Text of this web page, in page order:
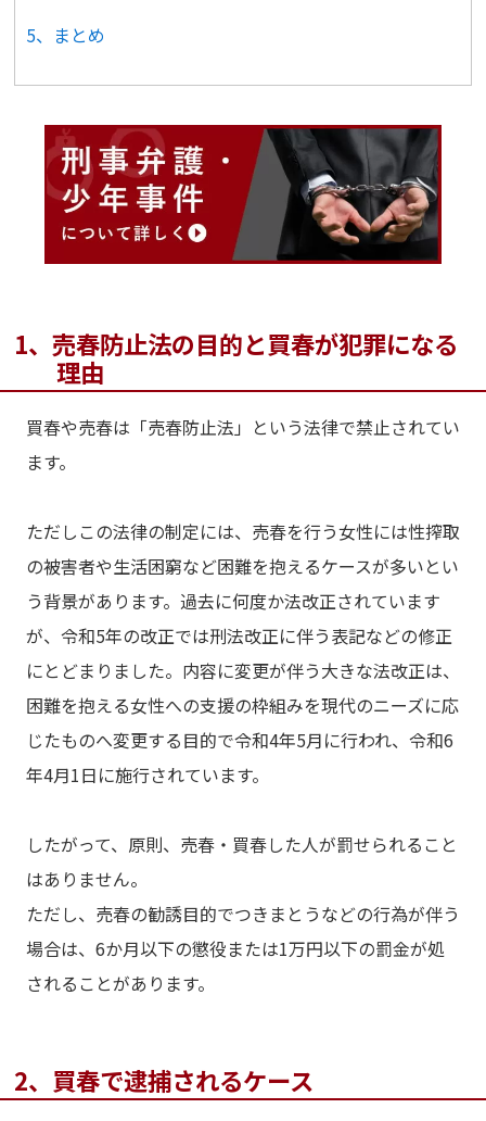
5、まとめ
1、売春防止法の目的と買春が犯罪になる
理由
買春や売春は「売春防止法」という法律で禁止されてい
ます。
ただしこの法律の制定には、売春を行う女性には性搾取
の被害者や生活困窮など困難を抱えるケースが多いとい
う背景があります。過去に何度か法改正されています
が、令和5年の改正では刑法改正に伴う表記などの修正
にとどまりました。内容に変更が伴う大きな法改正は、
困難を抱える女性への支援の枠組みを現代のニーズに応
じたものへ変更する目的で令和4年5月に行われ、令和6
年4月1日に施行されています。
したがって、原則、売春・買春した人が罰せられること
はありません。
ただし、売春の勧誘目的でつきまとうなどの行為が伴う
場合は、6か月以下の懲役または1万円以下の罰金が処
されることがあります。
2、買春で逮捕されるケース